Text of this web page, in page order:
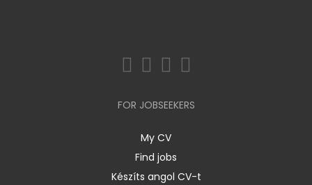
FOR JOBSEEKERS
My CV
Find jobs
Készíts angol CV-t